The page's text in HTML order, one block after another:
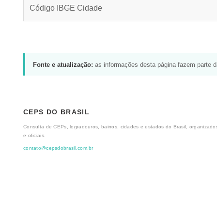
Código IBGE Cidade
Fonte e atualização: as informações desta página fazem parte
CEPS DO BRASIL
Consulta de CEPs, logradouros, bairros, cidades e estados do Brasil,
e oficiais.
contato@cepsdobrasil.com.br